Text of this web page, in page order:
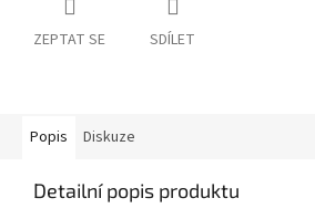
ZEPTAT SE SDÍLET
Popis Diskuze
Detailní popis produktu